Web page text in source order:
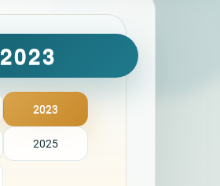
2023
2023
2025